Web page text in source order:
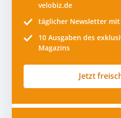
velobiz.de
täglicher Newsletter
10 Ausgaben des
Magazins
Jetzt